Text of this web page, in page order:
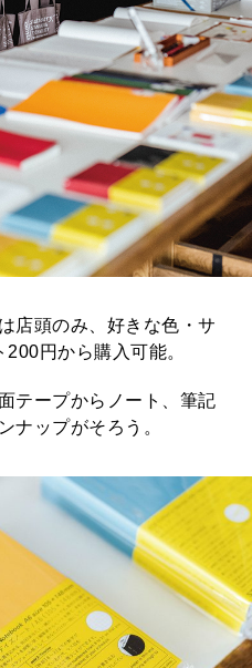
店頭のみ、好きな色・サ
円から購入可能。
テープからノート、筆記
ナップがそろう。